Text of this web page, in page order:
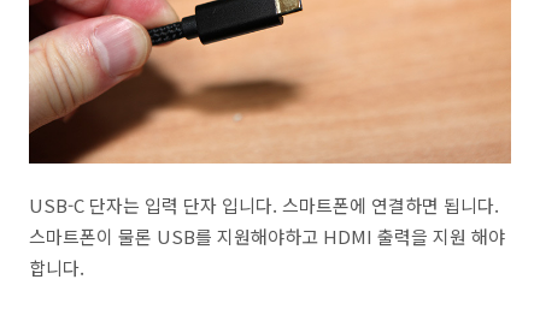
USB-C 단자는 입력 단자 입니다. 스마트폰에 연결하면 됩니다.
스마트폰이 물론 USB를 지원해야하고 HDMI 출력을 지원 해야
합니다.